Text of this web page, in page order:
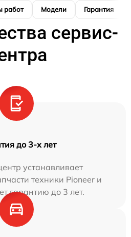
работ Модели Гарантия
сервис-
до 3-х лет
устанавливает
техники Pioneer и
гарантию до 3 лет.